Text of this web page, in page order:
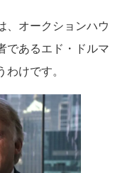
、オークションハウ
であるエド・ドルマ
けです。